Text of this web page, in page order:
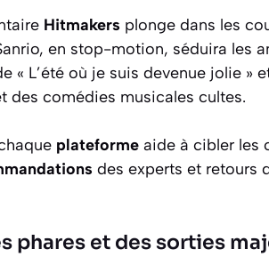
Hitmakers plonge dans les
en stop-motion, séduira les
« L’été où je suis devenue jolie »
des comédies musicales cultes.
plateforme aide à cibler les
des experts et retours
phares et des sorties